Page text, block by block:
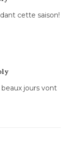
cette saison!
jours vont